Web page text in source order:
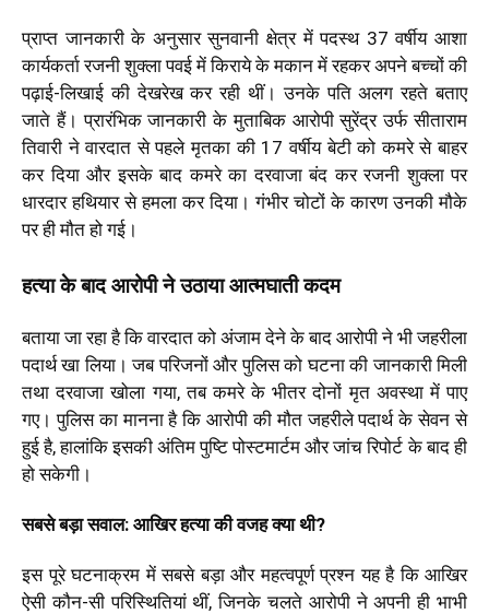
प्राप्त जानकारी के अनुसार सुनवानी क्षेत्र में पदस्थ 37 वर्षीय आशा
कार्यकर्ता रजनी शुक्ला पवई में किराये के मकान में रहकर अपने बच्चों की
पढ़ाई-लिखाई की देखरेख कर रही थीं। उनके पति अलग रहते बताए
जाते हैं। प्रारंभिक जानकारी के मुताबिक आरोपी सुरेंद्र उर्फ सीताराम
तिवारी ने वारदात से पहले मृतका की 17 वर्षीय बेटी को कमरे से बाहर
कर दिया और इसके बाद कमरे का दरवाजा बंद कर रजनी शुक्ला पर
धारदार हथियार से हमला कर दिया। गंभीर चोटों के कारण उनकी मौके
पर ही मौत हो गई।
हत्या के बाद आरोपी ने उठाया आत्मघाती कदम
बताया जा रहा है कि वारदात को अंजाम देने के बाद आरोपी ने भी जहरीला
पदार्थ खा लिया। जब परिजनों और पुलिस को घटना की जानकारी मिली
तथा दरवाजा खोला गया, तब कमरे के भीतर दोनों मृत अवस्था में पाए
गए। पुलिस का मानना है कि आरोपी की मौत जहरीले पदार्थ के सेवन से
हुई है, हालांकि इसकी अंतिम पुष्टि पोस्टमार्टम और जांच रिपोर्ट के बाद ही
हो सकेगी।
सबसे बड़ा सवाल: आखिर हत्या की वजह क्या थी?
इस पूरे घटनाक्रम में सबसे बड़ा और महत्वपूर्ण प्रश्न यह है कि आखिर
ऐसी कौन-सी परिस्थितियां थीं, जिनके चलते आरोपी ने अपनी ही भाभी